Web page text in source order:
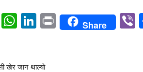
EmailWhatsApp
LinkedIn
PrintShare
खेर जान थाल्यो